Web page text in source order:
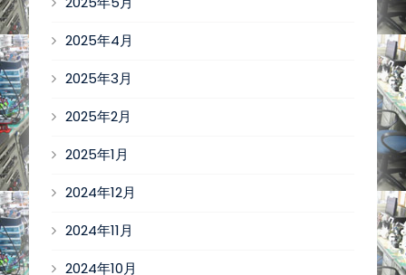
2025年4月
2025年3月
2025年2月
2025年1月
2024年12月
2024年11月
2024年10月